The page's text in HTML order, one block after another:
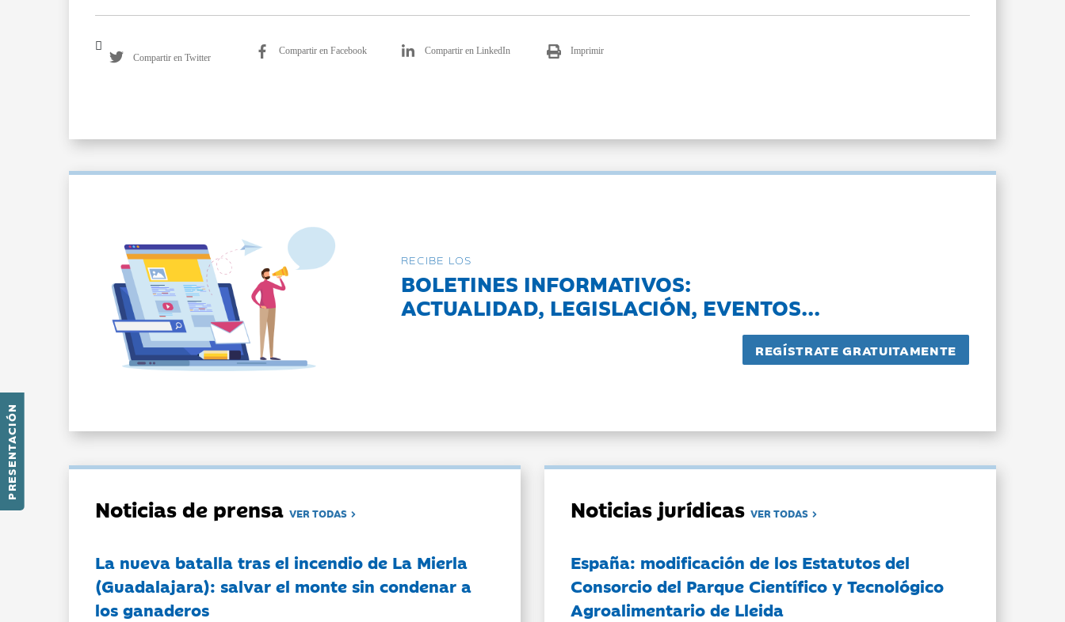
PRESENTACIÓN
Compartir en Twitter
Compartir en Facebook Compartir en LinkedIn Imprimir
RECIBE LOS
BOLETINES INFORMATIVOS:
ACTUALIDAD, LEGISLACIÓN, EVENTOS...
Noticias de prensaVER TODAS
La nueva batalla tras el incendio de La Mierla
(Guadalajara): salvar el monte sin condenar a
los ganaderos
Noticias jurídicasVER TODAS
España: modificación de los Estatutos del
Consorcio del Parque Científico y Tecnológico
Agroalimentario de Lleida